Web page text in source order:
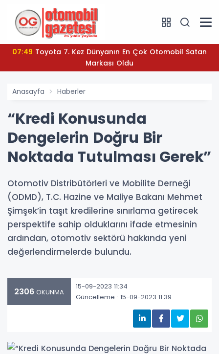
07:49
Markası Oldu
Anasayfa Haberler
“Kredi Konusunda
Dengelerin Doğru Bir
Noktada Tutulması Gerek”
Otomotiv Distribütörleri ve Mobilite Derneği
(ODMD), T.C. Hazine ve Maliye Bakanı Mehmet
Şimşek’in taşıt kredilerine sınırlama getirecek
perspektife sahip olduklarını ifade etmesinin
ardından, otomotiv sektörü hakkında yeni
değerlendirmelerde bulundu.
2306 OKUNMA
15-09-2023 11:34
Güncelleme : 15-09-2023 11:39